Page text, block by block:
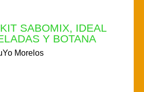
SABOMIX, IDEAL
Y BOTANA
Morelos